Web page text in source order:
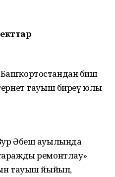
биш
тауыш биреү юлы
Әбеш ауылында
ремонтлау»
тауыш йыйып,